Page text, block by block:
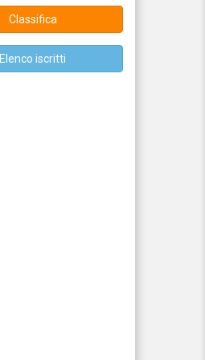
Classifica
Elenco iscritti